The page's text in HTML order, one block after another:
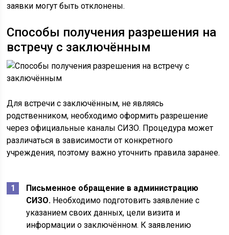
заявки могут быть отклонены.
Способы получения разрешения на
встречу с заключённым
Для встречи с заключённым, не являясь
родственником, необходимо оформить разрешение
через официальные каналы СИЗО. Процедура может
различаться в зависимости от конкретного
учреждения, поэтому важно уточнить правила заранее.
Письменное обращение в администрацию
СИЗО. Необходимо подготовить заявление с
указанием своих данных, цели визита и
информации о заключённом. К заявлению